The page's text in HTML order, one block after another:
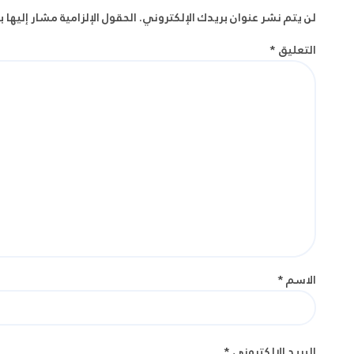
لن يتم نشر عنوان بريدك الإلكتروني.الحقول الإلزامية مشار إليها
التعليق*
الاسم*